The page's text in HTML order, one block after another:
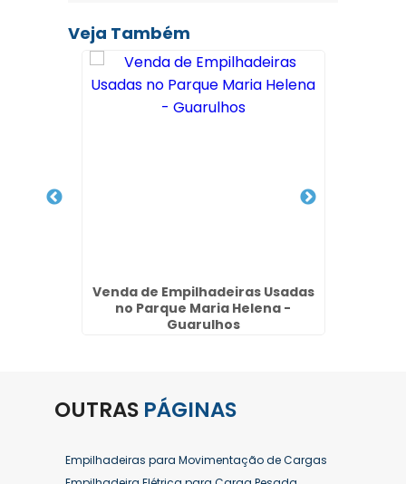
Veja Também
Venda de Empilhadeiras Usadas
no Parque Maria Helena -
Guarulhos
OUTRAS PÁGINAS
Empilhadeiras para Movimentação de Cargas